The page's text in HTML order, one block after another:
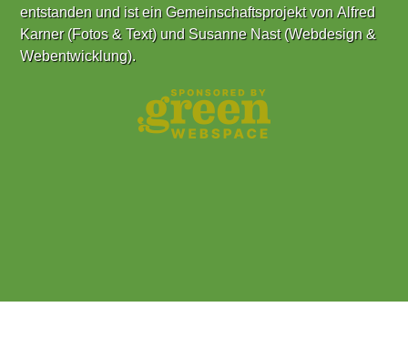
entstanden und ist ein Gemeinschaftsprojekt vonAlfred
Karner (Fotos & Text)und Susanne Nast (Webdesign &
Webentwicklung).